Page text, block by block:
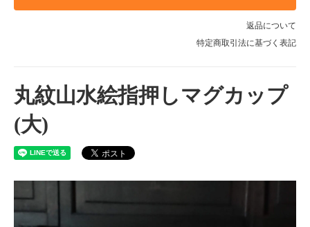
返品について
特定商取引法に基づく表記
丸紋山水絵指押しマグカップ
(大)